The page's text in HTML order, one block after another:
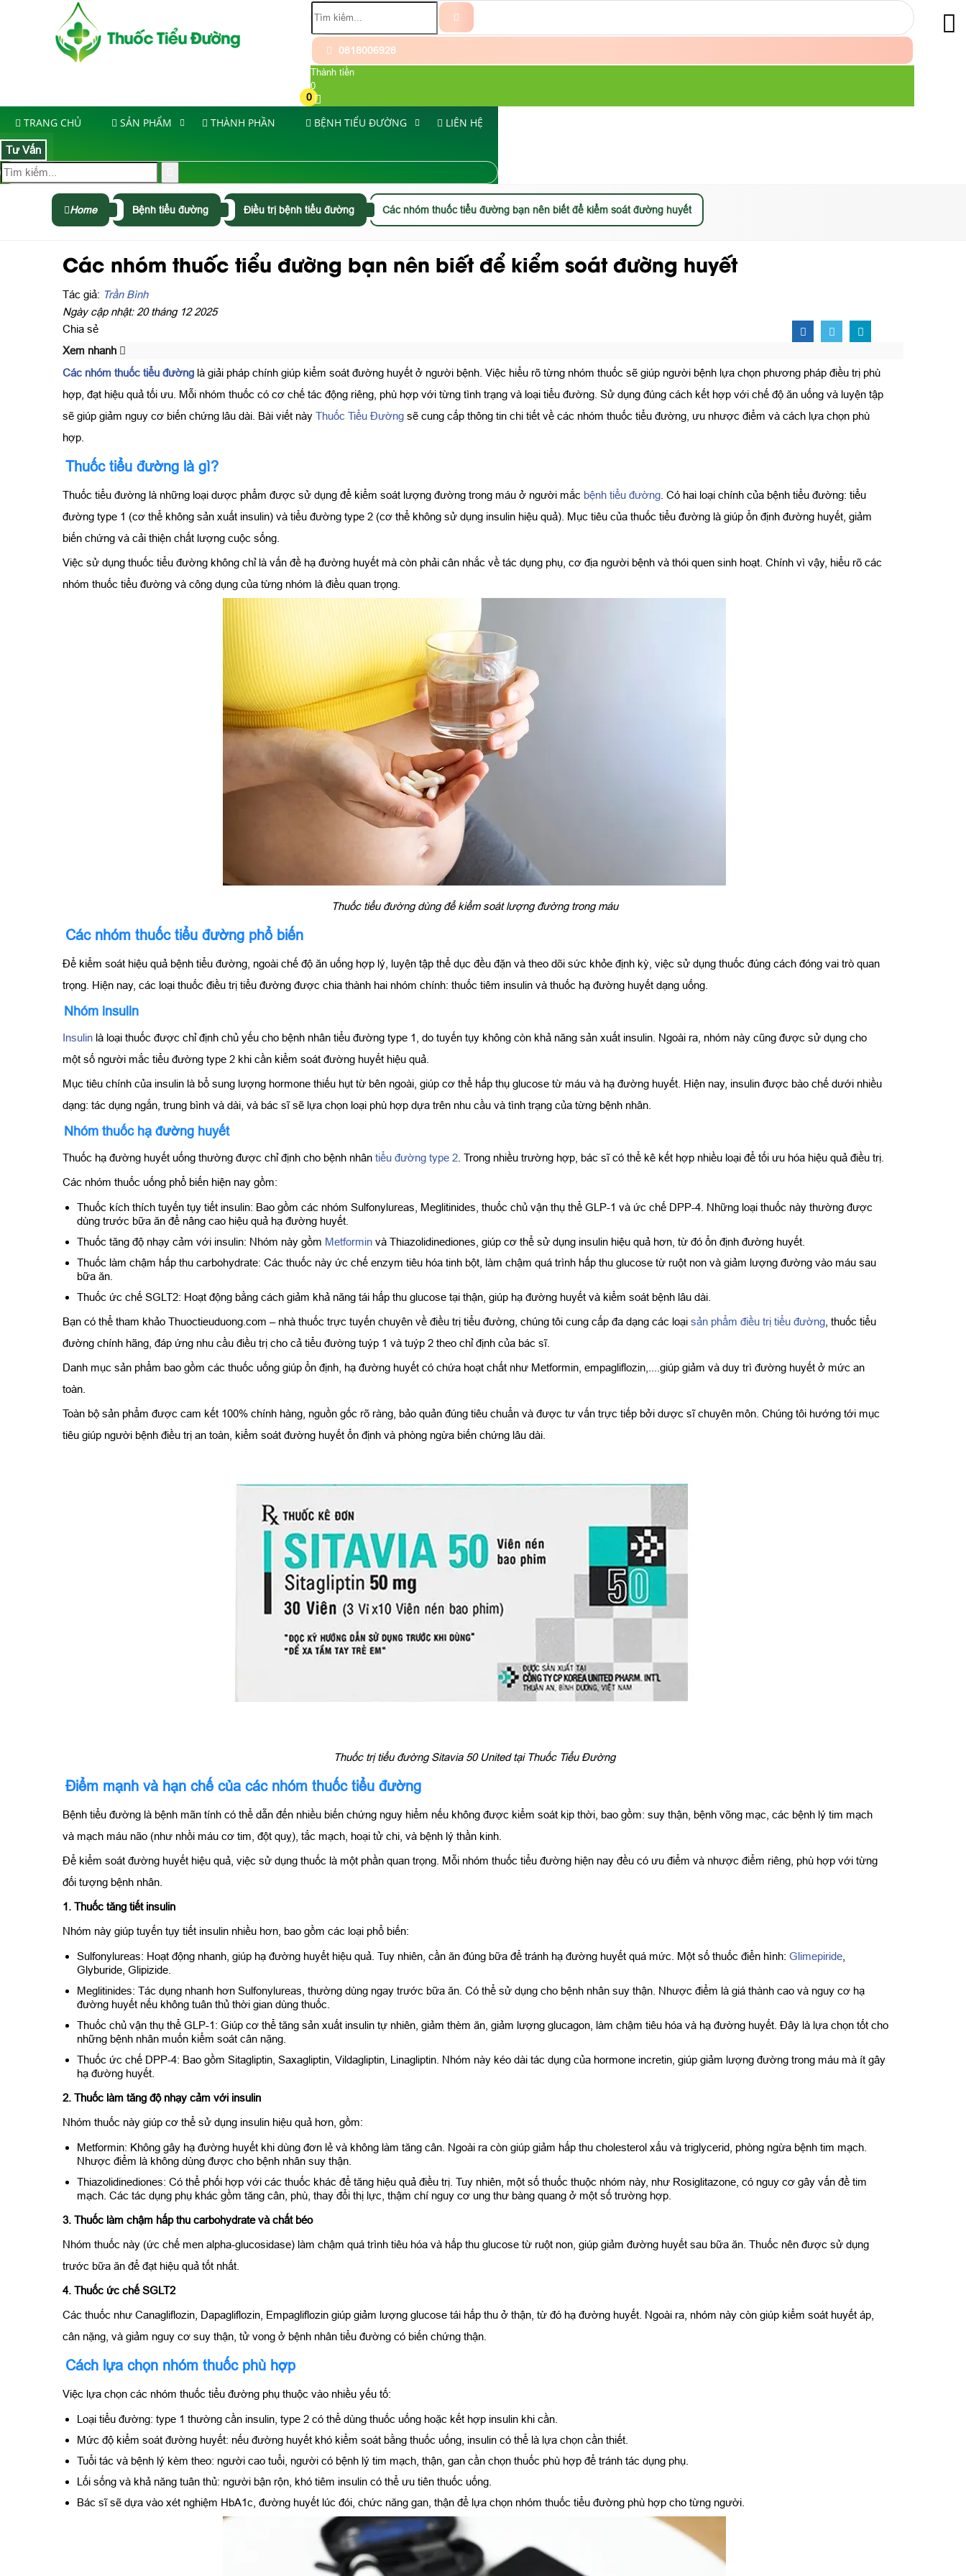
0818006928
Thành tiền
0
0
TRANG CHỦ SẢN PHẨM THÀNH PHẦN BỆNH TIỂU ĐƯỜNG LIÊN HỆ
Tư Vấn
Home Bệnh tiểu đường Điều trị bệnh tiểu đường Các nhóm thuốc tiểu đường bạn nên biết để kiểm soát đường huyết
Các nhóm thuốc tiểu đường bạn nên biết để kiểm soát đường huyết
Tác giả: Trần Bình
Ngày cập nhật: 20 tháng 12 2025
Chia sẻ
Xem nhanh
Các nhóm thuốc tiểu đường là giải pháp chính giúp kiểm soát đường huyết ở người bệnh. Việc hiểu rõ từng nhóm thuốc sẽ giúp người bệnh lựa chọn phương pháp điều trị phù
hợp, đạt hiệu quả tối ưu. Mỗi nhóm thuốc có cơ chế tác động riêng, phù hợp với từng tình trạng và loại tiểu đường. Sử dụng đúng cách kết hợp với chế độ ăn uống và luyện tập
sẽ giúp giảm nguy cơ biến chứng lâu dài. Bài viết này Thuốc Tiểu Đường sẽ cung cấp thông tin chi tiết về các nhóm thuốc tiểu đường, ưu nhược điểm và cách lựa chọn phù
hợp.
Thuốc tiểu đường là gì?
Thuốc tiểu đường là những loại dược phẩm được sử dụng để kiểm soát lượng đường trong máu ở người mắc bệnh tiểu đường . Có hai loại chính của bệnh tiểu đường: tiểu
đường type 1 (cơ thể không sản xuất insulin) và tiểu đường type 2 (cơ thể không sử dụng insulin hiệu quả). Mục tiêu của thuốc tiểu đường là giúp ổn định đường huyết, giảm
biến chứng và cải thiện chất lượng cuộc sống.
Việc sử dụng thuốc tiểu đường không chỉ là vấn đề hạ đường huyết mà còn phải cân nhắc về tác dụng phụ, cơ địa người bệnh và thói quen sinh hoạt. Chính vì vậy, hiểu rõ các
nhóm thuốc tiểu đường và công dụng của từng nhóm là điều quan trọng.
Thuốc tiểu đường dùng để kiểm soát lượng đường trong máu
Các nhóm thuốc tiểu đường phổ biến
Để kiểm soát hiệu quả bệnh tiểu đường, ngoài chế độ ăn uống hợp lý, luyện tập thể dục đều đặn và theo dõi sức khỏe định kỳ, việc sử dụng thuốc đúng cách đóng vai trò quan
trọng. Hiện nay, các loại thuốc điều trị tiểu đường được chia thành hai nhóm chính: thuốc tiêm insulin và thuốc hạ đường huyết dạng uống.
Nhóm insulin
Insulin là loại thuốc được chỉ định chủ yếu cho bệnh nhân tiểu đường type 1, do tuyến tụy không còn khả năng sản xuất insulin. Ngoài ra, nhóm này cũng được sử dụng cho
một số người mắc tiểu đường type 2 khi cần kiểm soát đường huyết hiệu quả.
Mục tiêu chính của insulin là bổ sung lượng hormone thiếu hụt từ bên ngoài, giúp cơ thể hấp thụ glucose từ máu và hạ đường huyết. Hiện nay, insulin được bào chế dưới nhiều
dạng: tác dụng ngắn, trung bình và dài, và bác sĩ sẽ lựa chọn loại phù hợp dựa trên nhu cầu và tình trạng của từng bệnh nhân.
Nhóm thuốc hạ đường huyết
Thuốc hạ đường huyết uống thường được chỉ định cho bệnh nhân tiểu đường type 2 . Trong nhiều trường hợp, bác sĩ có thể kê kết hợp nhiều loại để tối ưu hóa hiệu quả điều trị.
Các nhóm thuốc uống phổ biến hiện nay gồm:
Thuốc kích thích tuyến tụy tiết insulin: Bao gồm các nhóm Sulfonylureas, Meglitinides, thuốc chủ vận thụ thể GLP-1 và ức chế DPP-4. Những loại thuốc này thường được
dùng trước bữa ăn để nâng cao hiệu quả hạ đường huyết.
Thuốc tăng độ nhạy cảm với insulin: Nhóm này gồm Metformin và Thiazolidinediones, giúp cơ thể sử dụng insulin hiệu quả hơn, từ đó ổn định đường huyết.
Thuốc làm chậm hấp thu carbohydrate: Các thuốc này ức chế enzym tiêu hóa tinh bột, làm chậm quá trình hấp thu glucose từ ruột non và giảm lượng đường vào máu sau
bữa ăn.
Thuốc ức chế SGLT2: Hoạt động bằng cách giảm khả năng tái hấp thu glucose tại thận, giúp hạ đường huyết và kiểm soát bệnh lâu dài.
Bạn có thể tham khảo Thuoctieuduong.com – nhà thuốc trực tuyến chuyên về điều trị tiểu đường, chúng tôi cung cấp đa dạng các loại sản phẩm điều trị tiểu đường , thuốc tiểu
đường chính hãng, đáp ứng nhu cầu điều trị cho cả tiểu đường tuýp 1 và tuýp 2 theo chỉ định của bác sĩ.
Danh mục sản phẩm bao gồm các thuốc uống giúp ổn định, hạ đường huyết có chứa hoạt chất như Metformin, empagliflozin,....giúp giảm và duy trì đường huyết ở mức an
toàn.
Toàn bộ sản phẩm được cam kết 100% chính hàng, nguồn gốc rõ ràng, bảo quản đúng tiêu chuẩn và được tư vấn trực tiếp bởi dược sĩ chuyên môn. Chúng tôi hướng tới mục
tiêu giúp người bệnh điều trị an toàn, kiểm soát đường huyết ổn định và phòng ngừa biến chứng lâu dài.
Thuốc trị tiểu đường Sitavia 50 United tại Thuốc Tiểu Đường
Điểm mạnh và hạn chế của các nhóm thuốc tiểu đường
Bệnh tiểu đường là bệnh mãn tính có thể dẫn đến nhiều biến chứng nguy hiểm nếu không được kiểm soát kịp thời, bao gồm: suy thận, bệnh võng mạc, các bệnh lý tim mạch
và mạch máu não (như nhồi máu cơ tim, đột quỵ), tắc mạch, hoại tử chi, và bệnh lý thần kinh.
Để kiểm soát đường huyết hiệu quả, việc sử dụng thuốc là một phần quan trọng. Mỗi nhóm thuốc tiểu đường hiện nay đều có ưu điểm và nhược điểm riêng, phù hợp với từng
đối tượng bệnh nhân.
1. Thuốc tăng tiết insulin
Nhóm này giúp tuyến tụy tiết insulin nhiều hơn, bao gồm các loại phổ biến:
Sulfonylureas: Hoạt động nhanh, giúp hạ đường huyết hiệu quả. Tuy nhiên, cần ăn đúng bữa để tránh hạ đường huyết quá mức. Một số thuốc điển hình: Glimepiride
Glyburide, Glipizide.
Meglitinides: Tác dụng nhanh hơn Sulfonylureas, thường dùng ngay trước bữa ăn. Có thể sử dụng cho bệnh nhân suy thận. Nhược điểm là giá thành cao và nguy cơ hạ
đường huyết nếu không tuân thủ thời gian dùng thuốc.
Thuốc chủ vận thụ thể GLP-1: Giúp cơ thể tăng sản xuất insulin tự nhiên, giảm thèm ăn, giảm lượng glucagon, làm chậm tiêu hóa và hạ đường huyết. Đây là lựa chọn tốt cho
những bệnh nhân muốn kiểm soát cân nặng.
Thuốc ức chế DPP-4: Bao gồm Sitagliptin, Saxagliptin, Vildagliptin, Linagliptin. Nhóm này kéo dài tác dụng của hormone incretin, giúp giảm lượng đường trong máu mà ít gây
hạ đường huyết.
2. Thuốc làm tăng độ nhạy cảm với insulin
Nhóm thuốc này giúp cơ thể sử dụng insulin hiệu quả hơn, gồm:
Metformin: Không gây hạ đường huyết khi dùng đơn lẻ và không làm tăng cân. Ngoài ra còn giúp giảm hấp thu cholesterol xấu và triglycerid, phòng ngừa bệnh tim mạch.
Nhược điểm là không dùng được cho bệnh nhân suy thận.
Thiazolidinediones: Có thể phối hợp với các thuốc khác để tăng hiệu quả điều trị. Tuy nhiên, một số thuốc thuộc nhóm này, như Rosiglitazone, có nguy cơ gây vấn đề tim
mạch. Các tác dụng phụ khác gồm tăng cân, phù, thay đổi thị lực, thậm chí nguy cơ ung thư bàng quang ở một số trường hợp.
3. Thuốc làm chậm hấp thu carbohydrate và chất béo
Nhóm thuốc này (ức chế men alpha-glucosidase) làm chậm quá trình tiêu hóa và hấp thu glucose từ ruột non, giúp giảm đường huyết sau bữa ăn. Thuốc nên được sử dụng
trước bữa ăn để đạt hiệu quả tốt nhất.
4. Thuốc ức chế SGLT2
Các thuốc như Canagliflozin, Dapagliflozin, Empagliflozin giúp giảm lượng glucose tái hấp thu ở thận, từ đó hạ đường huyết. Ngoài ra, nhóm này còn giúp kiểm soát huyết áp,
cân nặng, và giảm nguy cơ suy thận, tử vong ở bệnh nhân tiểu đường có biến chứng thận.
Cách lựa chọn nhóm thuốc phù hợp
Việc lựa chọn các nhóm thuốc tiểu đường phụ thuộc vào nhiều yếu tố:
Loại tiểu đường: type 1 thường cần insulin, type 2 có thể dùng thuốc uống hoặc kết hợp insulin khi cần.
Mức độ kiểm soát đường huyết: nếu đường huyết khó kiểm soát bằng thuốc uống, insulin có thể là lựa chọn cần thiết.
Tuổi tác và bệnh lý kèm theo: người cao tuổi, người có bệnh lý tim mạch, thận, gan cần chọn thuốc phù hợp để tránh tác dụng phụ.
Lối sống và khả năng tuân thủ: người bận rộn, khó tiêm insulin có thể ưu tiên thuốc uống.
Bác sĩ sẽ dựa vào xét nghiệm HbA1c, đường huyết lúc đói, chức năng gan, thận để lựa chọn nhóm thuốc tiểu đường phù hợp cho từng người.